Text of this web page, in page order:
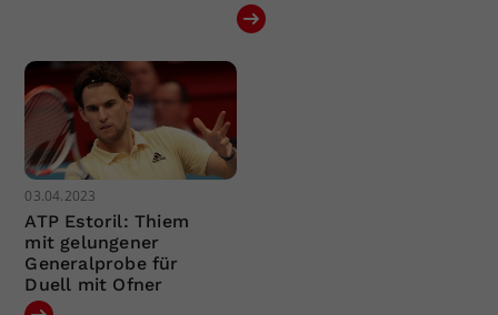
03.04.2023
ATP Estoril: Thiem
mit gelungener
Generalprobe für
Duell mit Ofner